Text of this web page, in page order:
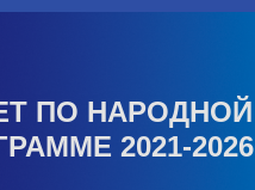
ПО НАРОДНОЙ
2021-2026